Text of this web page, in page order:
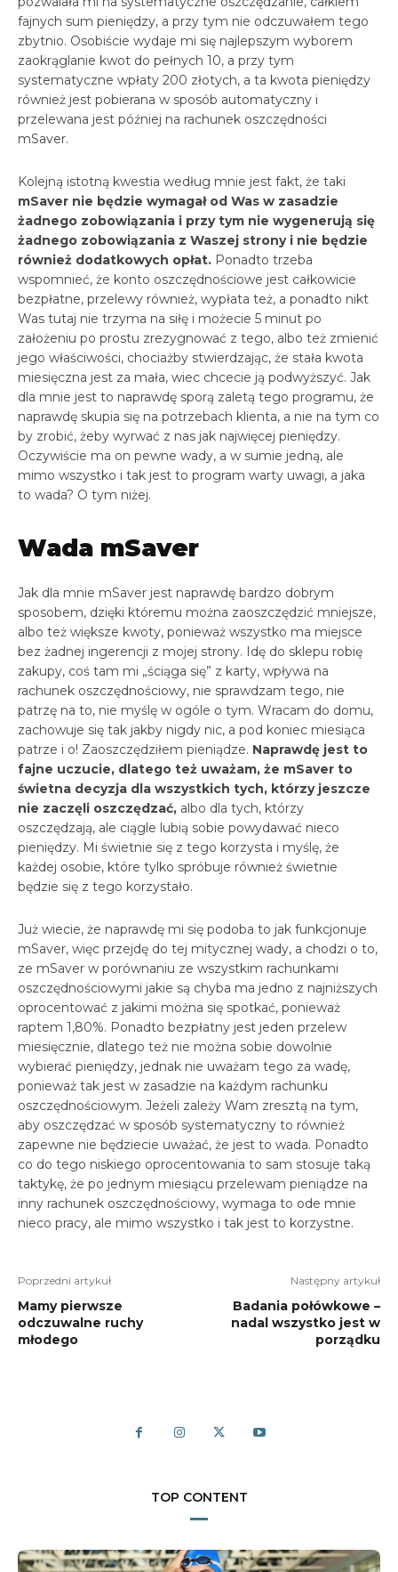
fajnych sum pieniędzy, a przy tym nie odczuwałem tego
zbytnio. Osobiście wydaje mi się najlepszym wyborem
zaokrąglanie kwot do pełnych 10, a przy tym
systematyczne wpłaty 200 złotych, a ta kwota pieniędzy
również jest pobierana w sposób automatyczny i
przelewana jest później na rachunek oszczędności
mSaver.
Kolejną istotną kwestia według mnie jest fakt, że taki
mSaver nie będzie wymagał od Was w zasadzie
żadnego zobowiązania i przy tym nie wygenerują się
żadnego zobowiązania z Waszej strony i nie będzie
również dodatkowych opłat. Ponadto trzeba
wspomnieć, że konto oszczędnościowe jest całkowicie
bezpłatne, przelewy również, wypłata też, a ponadto nikt
Was tutaj nie trzyma na siłę i możecie 5 minut po
założeniu po prostu zrezygnować z tego, albo też zmienić
jego właściwości, chociażby stwierdzając, że stała kwota
miesięczna jest za mała, wiec chcecie ją podwyższyć. Jak
dla mnie jest to naprawdę sporą zaletą tego programu, że
naprawdę skupia się na potrzebach klienta, a nie na tym co
by zrobić, żeby wyrwać z nas jak najwięcej pieniędzy.
Oczywiście ma on pewne wady, a w sumie jedną, ale
mimo wszystko i tak jest to program warty uwagi, a jaka
to wada? O tym niżej.
Wada mSaver
Jak dla mnie mSaver jest naprawdę bardzo dobrym
sposobem, dzięki któremu można zaoszczędzić mniejsze,
albo też większe kwoty, ponieważ wszystko ma miejsce
bez żadnej ingerencji z mojej strony. Idę do sklepu robię
zakupy, coś tam mi „ściąga się” z karty, wpływa na
rachunek oszczędnościowy, nie sprawdzam tego, nie
patrzę na to, nie myślę w ogóle o tym. Wracam do domu,
zachowuje się tak jakby nigdy nic, a pod koniec miesiąca
patrze i o! Zaoszczędziłem pieniądze. Naprawdę jest to
fajne uczucie, dlatego też uważam, że mSaver to
świetna decyzja dla wszystkich tych, którzy jeszcze
nie zaczęli oszczędzać, albo dla tych, którzy
oszczędzają, ale ciągle lubią sobie powydawać nieco
pieniędzy. Mi świetnie się z tego korzysta i myślę, że
każdej osobie, które tylko spróbuje również świetnie
będzie się z tego korzystało.
Już wiecie, że naprawdę mi się podoba to jak funkcjonuje
mSaver, więc przejdę do tej mitycznej wady, a chodzi o to,
ze mSaver w porównaniu ze wszystkim rachunkami
oszczędnościowymi jakie są chyba ma jedno z najniższych
oprocentować z jakimi można się spotkać, ponieważ
raptem 1,80%. Ponadto bezpłatny jest jeden przelew
miesięcznie, dlatego też nie można sobie dowolnie
wybierać pieniędzy, jednak nie uważam tego za wadę,
ponieważ tak jest w zasadzie na każdym rachunku
oszczędnościowym. Jeżeli zależy Wam zresztą na tym,
aby oszczędzać w sposób systematyczny to również
zapewne nie będziecie uważać, że jest to wada. Ponadto
co do tego niskiego oprocentowania to sam stosuje taką
taktykę, że po jednym miesiącu przelewam pieniądze na
inny rachunek oszczędnościowy, wymaga to ode mnie
nieco pracy, ale mimo wszystko i tak jest to korzystne.
Poprzedni artykuł
Mamy pierwsze
odczuwalne ruchy
młodego
Następny artykuł
Badania połówkowe –
nadal wszystko jest w
porządku
TOP CONTENT